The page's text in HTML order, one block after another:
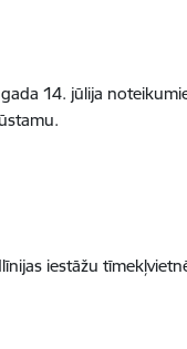
14. jūlija
iestāžu